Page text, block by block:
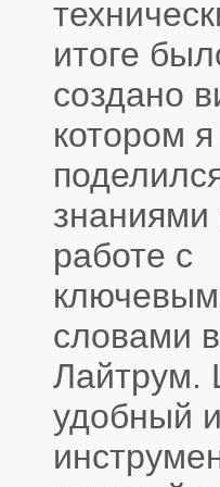
итоге
создано
котором я
знаниями
работе с
словами в
Лайтрум.
удобный